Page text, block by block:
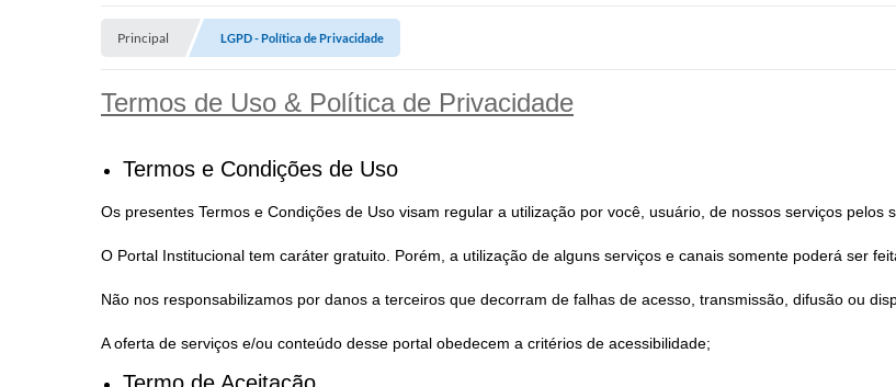
Principal LGPD - Política de Privacidade
Termos de Uso & Política de Privacidade
Termos e Condições de Uso
Os presentes Termos e Condições de Uso visam regular a utilização por você, usuário, de nossos serviços pelos
O Portal Institucional tem caráter gratuito. Porém, a utilização de alguns serviços e canais somente poderá ser
Não nos responsabilizamos por danos a terceiros que decorram de falhas de acesso, transmissão, difusão ou
A oferta de serviços e/ou conteúdo desse portal obedecem a critérios de acessibilidade;